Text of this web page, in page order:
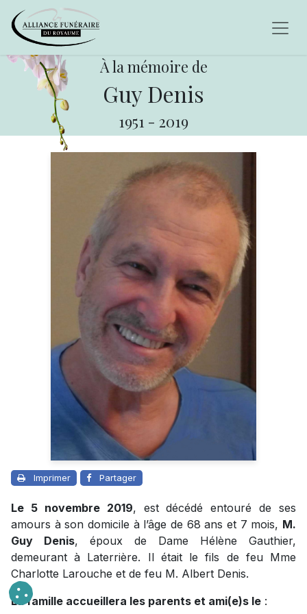
À la mémoire de
Guy Denis
1951 - 2019
Imprimer Partager
Le 5 novembre 2019, est décédé entouré de ses
amours à son domicile à l’âge de 68 ans et 7 mois, M.
Guy Denis, époux de Dame Hélène Gauthier,
demeurant à Laterrière. Il était le fils de feu Mme
Charlotte Larouche et de feu M. Albert Denis.
La famille accueillera les parents et ami(e)s le :